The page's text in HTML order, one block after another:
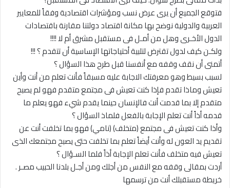
فتوقع الجميع أن يرى عرض نسب ومؤشرات اقتصادية وفقاً للمعايير
العربية والدولية نوضح بها مكانة اقتصاد دولتنا مقارنة باقتصادات
الدول الأخـرى وهل من أمـل فى مستقبل مشرق أم لا !!!!
ولكـن كيف لدول تقترض لتلبية أحتياجاتها الإساسية أن تتقدم ؟ !!!
أتمنى أن نقف وقفه مع أنفسنا قبل طرح هذا السؤال ؟
لسبب بسيط وهو معرفتك الاجابة عليه مسبقاً فأنت تعلم من أنت وأين
تعيش وماذا تقدم فإذا كنت تعيش فى مجتمع متقدم فهو لم يصبح
متقدم إلا بما قدمت أنت فالإنسان حينما يقدم شيء فهو يعلم ما
قدمه أذاً أنت تعلم الإجابة بالفعل فلماذ السؤال ؟
وأذا كنت تعيش فى مجتمع (متخلف) (نامي) فهو بما تخلفت أنت عن
تقديم يد العون له وأنت أيضاً تعلم بما تخلفت حتى يصبح مجتمعك الذى
تعيش فيه متخلف فأنت تعلم الإجابة أذاً فلما السـؤال ؟
أردت بمقالى وقفه مع النفس من أجلك ومن أجـل بلدنا الحبيب مصـر .
خريطة مستقبلك أنت من ترسمها